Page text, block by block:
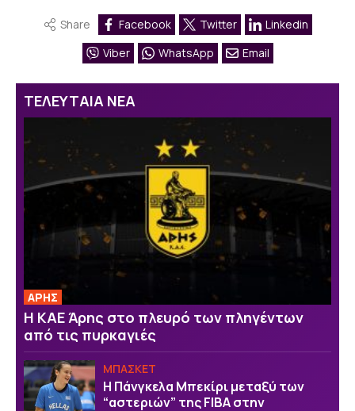
Share Facebook Twitter
Linkedin
Viber
WhatsApp Email
ΤΕΛΕΥΤΑΙΑ ΝΕΑ
ΑΡΗΣ
Η ΚΑΕ Άρης στο πλευρό των πληγέντων
από τις πυρκαγιές
ΜΠΑΣΚΕΤ
H Πάνγκελα Μπεκίρι μεταξύ των
“αστεριών” της FIBA στην